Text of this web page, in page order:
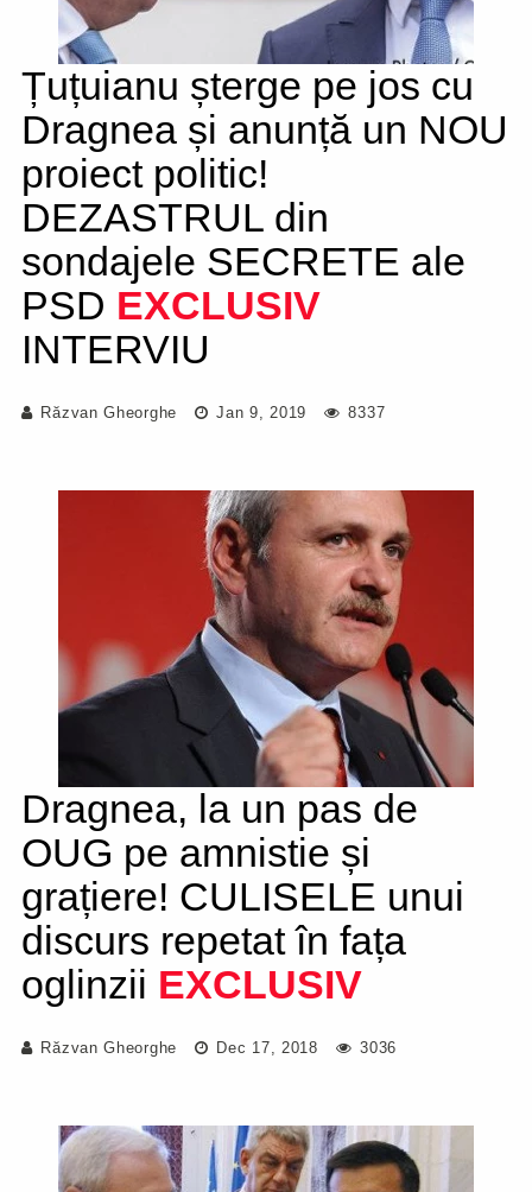
Țuțuianu șterge pe jos cu
Dragnea și anunță un NOU
proiect politic!
DEZASTRUL din
sondajele SECRETE ale
PSD EXCLUSIV
INTERVIU
Răzvan Gheorghe Jan 9, 2019 8337
Dragnea, la un pas de
OUG pe amnistie și
grațiere! CULISELE unui
discurs repetat în fața
oglinzii EXCLUSIV
Răzvan Gheorghe Dec 17, 2018 3036